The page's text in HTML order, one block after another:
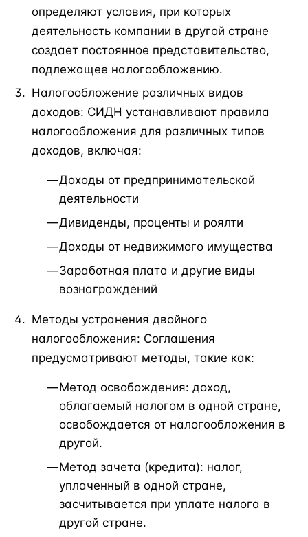
определяют условия, при которых
деятельность компании в другой стране
создает постоянное представительство,
подлежащее налогообложению.
Налогообложение различных видов
доходов: СИДН устанавливают правила
налогообложения для различных типов
доходов, включая:
Доходы от предпринимательской
деятельности
Дивиденды, проценты и роялти
Доходы от недвижимого имущества
Заработная плата и другие виды
вознаграждений
Методы устранения двойного
налогообложения: Соглашения
предусматривают методы, такие как:
Метод освобождения: доход,
облагаемый налогом в одной стране,
освобождается от налогообложения в
другой.
Метод зачета (кредита): налог,
уплаченный в одной стране,
засчитывается при уплате налога в
другой стране.